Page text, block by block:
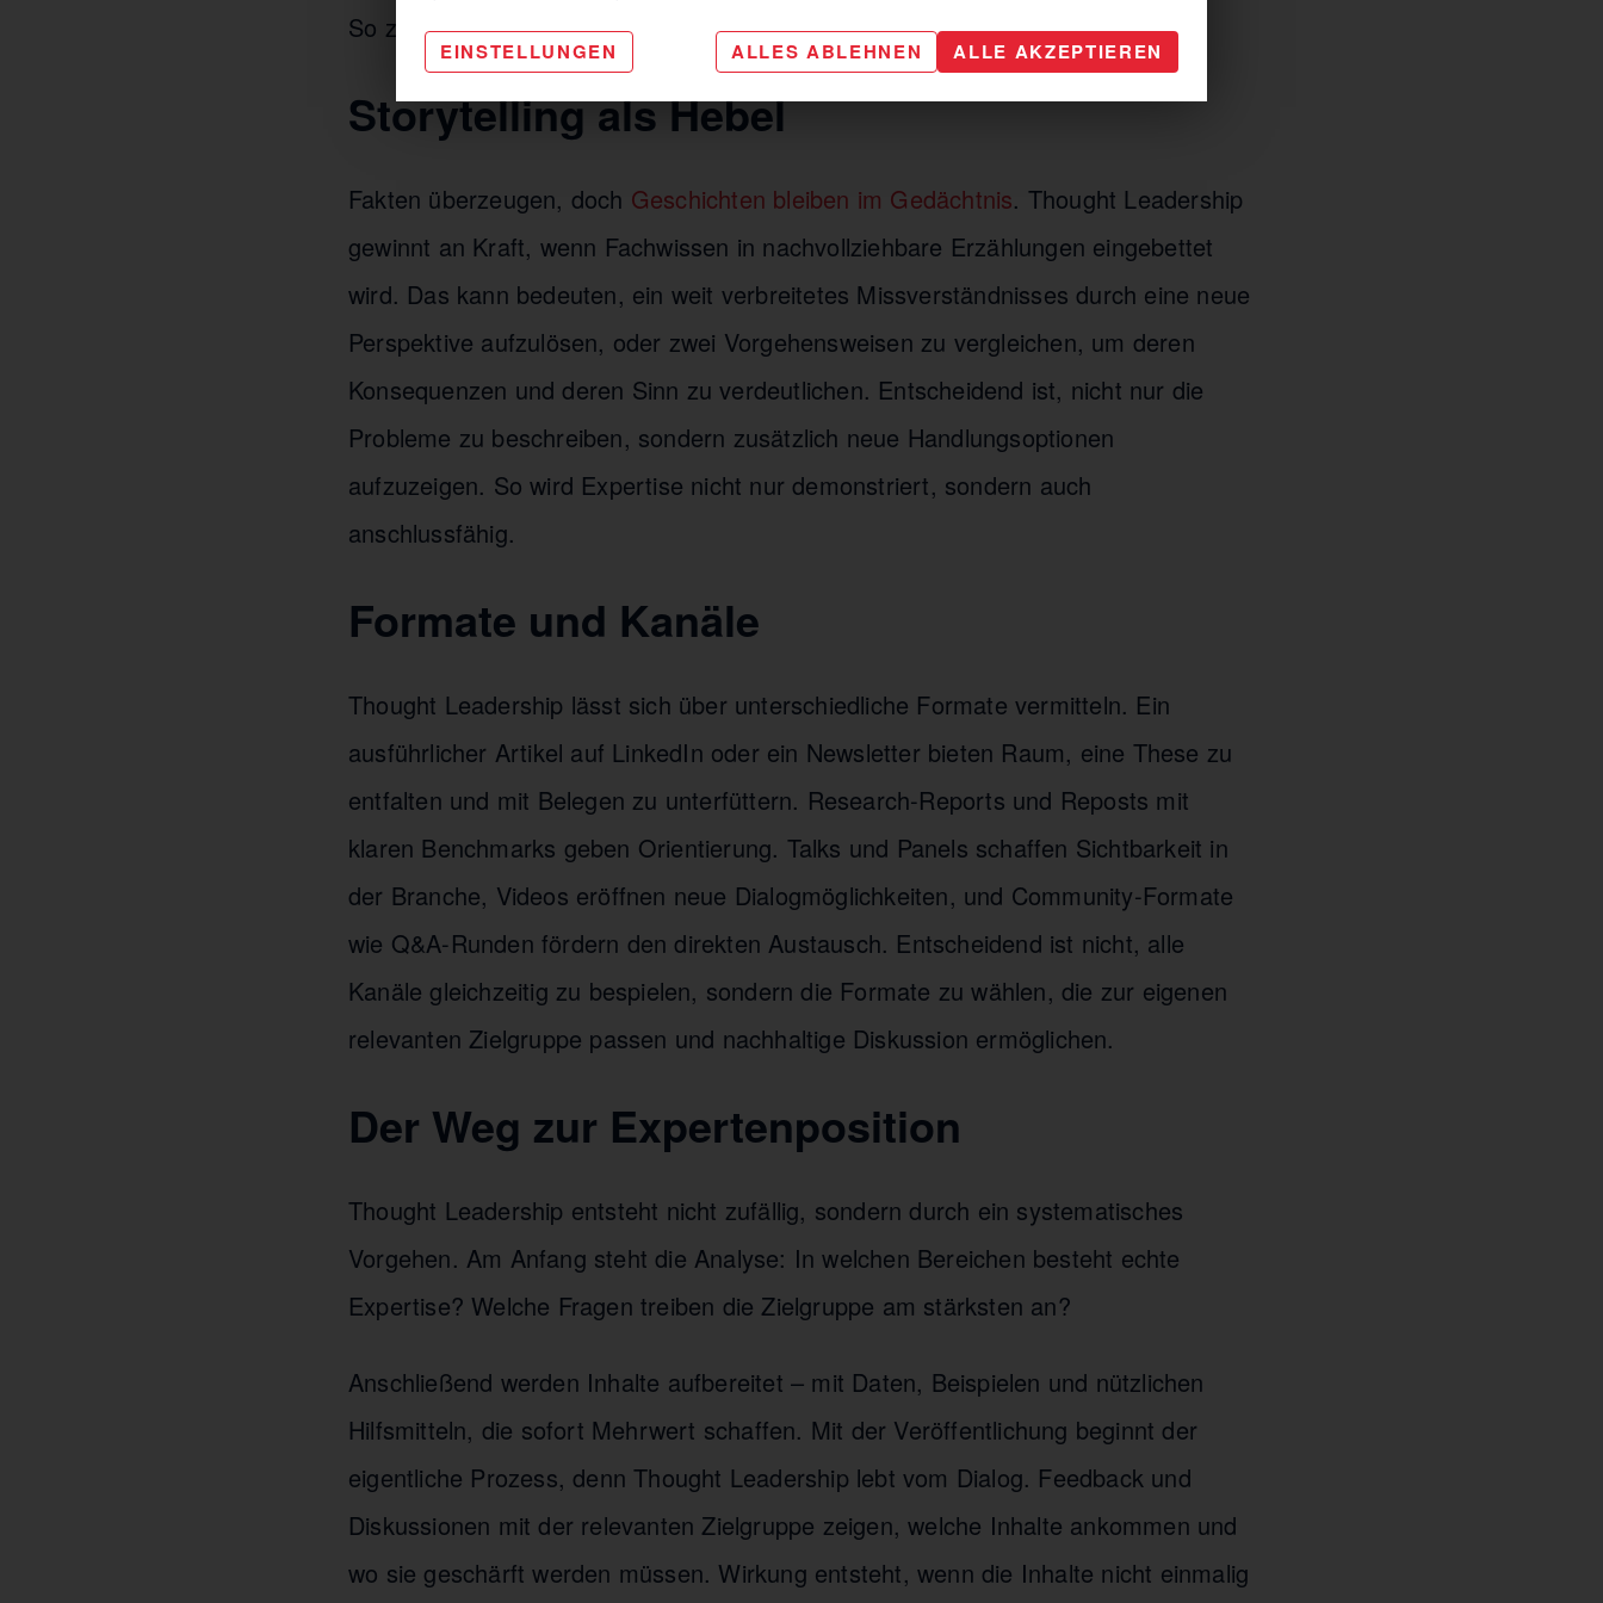
So zeigen wir, wie Thought Leadership in der Praxis wirkt.
Storytelling als Hebel
Fakten überzeugen, doch Geschichten bleiben im Gedächtnis. Thought Leadership
gewinnt an Kraft, wenn Fachwissen in nachvollziehbare Erzählungen eingebettet
wird. Das kann bedeuten, ein weit verbreitetes Missverständnisses durch eine neue
Perspektive aufzulösen, oder zwei Vorgehensweisen zu vergleichen, um deren
Konsequenzen und deren Sinn zu verdeutlichen. Entscheidend ist, nicht nur die
Probleme zu beschreiben, sondern zusätzlich neue Handlungsoptionen
aufzuzeigen. So wird Expertise nicht nur demonstriert, sondern auch
anschlussfähig.
Formate und Kanäle
Thought Leadership lässt sich über unterschiedliche Formate vermitteln. Ein
ausführlicher Artikel auf LinkedIn oder ein Newsletter bieten Raum, eine These zu
entfalten und mit Belegen zu unterfüttern. Research-Reports und Reposts mit
klaren Benchmarks geben Orientierung. Talks und Panels schaffen Sichtbarkeit in
der Branche, Videos eröffnen neue Dialogmöglichkeiten, und Community-Formate
wie Q&A-Runden fördern den direkten Austausch. Entscheidend ist nicht, alle
Kanäle gleichzeitig zu bespielen, sondern die Formate zu wählen, die zur eigenen
relevanten Zielgruppe passen und nachhaltige Diskussion ermöglichen.
Der Weg zur Expertenposition
Thought Leadership entsteht nicht zufällig, sondern durch ein systematisches
Vorgehen. Am Anfang steht die Analyse: In welchen Bereichen besteht echte
Expertise? Welche Fragen treiben die Zielgruppe am stärksten an?
Anschließend werden Inhalte aufbereitet – mit Daten, Beispielen und nützlichen
Hilfsmitteln, die sofort Mehrwert schaffen. Mit der Veröffentlichung beginnt der
eigentliche Prozess, denn Thought Leadership lebt vom Dialog. Feedback und
Diskussionen mit der relevanten Zielgruppe zeigen, welche Inhalte ankommen und
wo sie geschärft werden müssen. Wirkung entsteht, wenn die Inhalte nicht einmalig
EINSTELLUNGEN ALLES ABLEHNEN ALLE AKZEPTIEREN